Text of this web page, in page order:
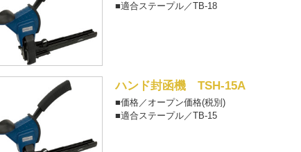
■適合ステープル／TB-18
ハンド封函機 TSH-15A
■価格／オープン価格(税別)
■適合ステープル／TB-15